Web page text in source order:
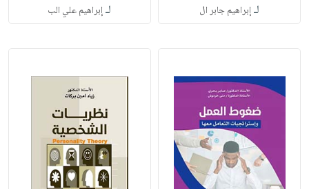
لـإبراهيم جابر ال لـإبراهيم علي الب